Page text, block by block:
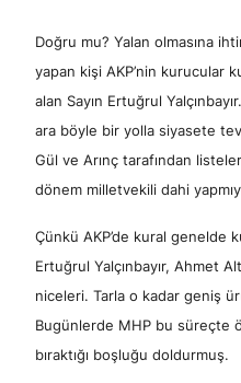
Doğru mu? Yalan olmasına
yapan kişi AKP’nin kurucular
alan Sayın Ertuğrul
ara böyle bir yolla siyasete
Gül ve Arınç tarafından
dönem milletvekili dahi
Çünkü AKP’de kural genelde
Ertuğrul Yalçınbayır, Ahmet
niceleri. Tarla o kadar geniş
Bugünlerde MHP bu süreçte
bıraktığı boşluğu doldurmuş.